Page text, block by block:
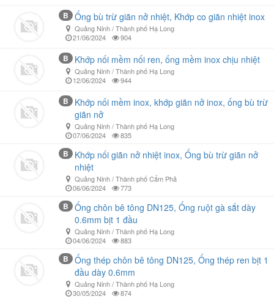
B Ống bù trừ giãn nở nhiệt, Khớp co giãn nhiệt inox
Quảng Ninh / Thành phố Hạ Long
21/06/2024
904
B Khớp nối mềm nối ren, ống mềm inox chịu nhiệt
Quảng Ninh / Thành phố Hạ Long
12/06/2024
944
B
Khớp nối mềm inox, khớp giãn nở inox, ống bù trừ
giãn nở
Quảng Ninh / Thành phố Hạ Long
07/06/2024
835
B
Khớp nối giãn nở nhiệt inox, Ống bù trừ giãn nở
nhiệt
Quảng Ninh / Thành phố Cẩm Phả
06/06/2024
773
B
Ống chôn bê tông DN125, Ống ruột gà sắt dày
0.6mm bịt 1 đầu
Quảng Ninh / Thành phố Hạ Long
04/06/2024
883
B
Ống thép chôn bê tông DN125, Ống thép ren bịt 1
đầu dày 0.6mm
Quảng Ninh / Thành phố Hạ Long
30/05/2024
874